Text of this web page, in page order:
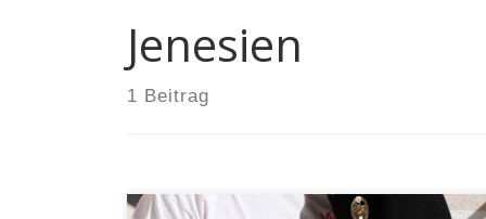
Jenesien
1 Beitrag